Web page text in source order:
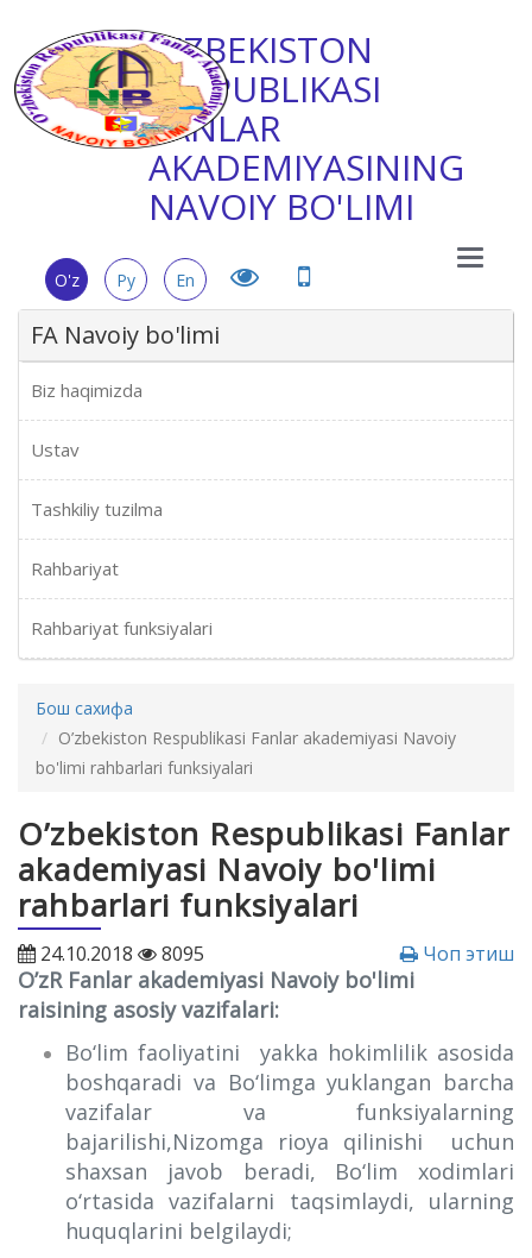
O'ZBEKISTON
RESPUBLIKASI
FANLAR
AKADEMIYASINING
NAVOIY BO'LIMI
Main
O'z Ру En
FA Navoiy bo'limi
Biz haqimizda
Ustav
Tashkiliy tuzilma
Rahbariyat
Rahbariyat funksiyalari
Бош сахифа
O’zbekiston Respublikasi Fanlar akademiyasi Navoiy
bo'limi rahbarlari funksiyalari
O’zbekiston Respublikasi Fanlar
akademiyasi Navoiy bo'limi
rahbarlari funksiyalari
24.10.2018 8095 Чоп этиш
O’zR Fanlar akademiyasi Navoiy bo'limi
raisining asosiy vazifalari:
Bo‘lim faoliyatini yakka hokimlilik asosida
boshqaradi va Bo‘limga yuklangan barcha
vazifalar va funksiyalarning
bajarilishi,Nizomga rioya qilinishi uchun
shaxsan javob beradi, Bo‘lim xodimlari
o‘rtasida vazifalarni taqsimlaydi, ularning
huquqlarini belgilaydi;